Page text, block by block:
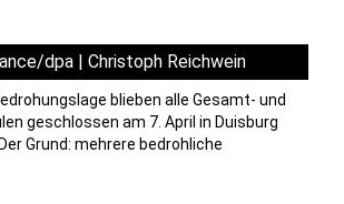
dpa | Christoph Reichwein
blieben alle Gesamt- und
geschlossen am 7. April in Duisburg
Grund: mehrere bedrohliche